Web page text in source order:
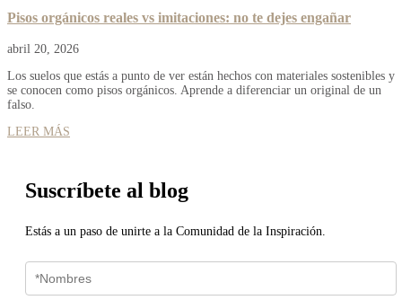
Pisos orgánicos reales vs imitaciones: no te dejes engañar
abril 20, 2026
Los suelos que estás a punto de ver están hechos con materiales sostenibles y
se conocen como pisos orgánicos. Aprende a diferenciar un original de un
falso.
LEER MÁS
Suscríbete al blog
Estás a un paso de unirte a la Comunidad de la Inspiración.